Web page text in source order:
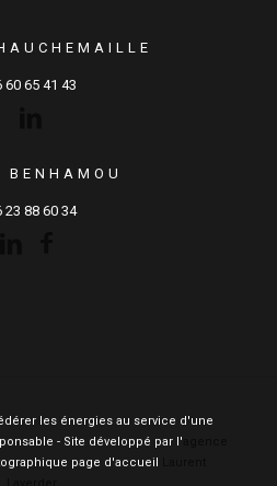
60 65 41 43
23 88 60 34
les énergies au service d'une
- Site développé par l'
page d'accueil